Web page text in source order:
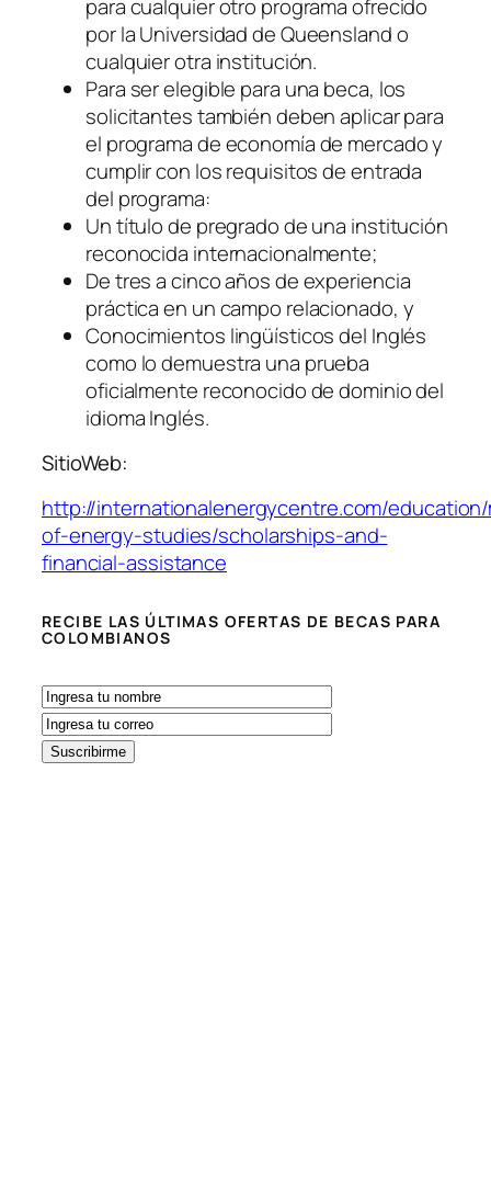
para cualquier otro programa ofrecido
por la Universidad de Queensland o
cualquier otra institución.
Para ser elegible para una beca, los
solicitantes también deben aplicar para
el programa de economía de mercado y
cumplir con los requisitos de entrada
del programa:
Un título de pregrado de una institución
reconocida internacionalmente;
De tres a cinco años de experiencia
práctica en un campo relacionado, y
Conocimientos lingüísticos del Inglés
como lo demuestra una prueba
oficialmente reconocido de dominio del
idioma Inglés.
SitioWeb:
http://internationalenergycentre.com/
of-energy-studies/scholarships-and-
financial-assistance
RECIBE LAS ÚLTIMAS OFERTAS DE BECAS PARA
COLOMBIANOS